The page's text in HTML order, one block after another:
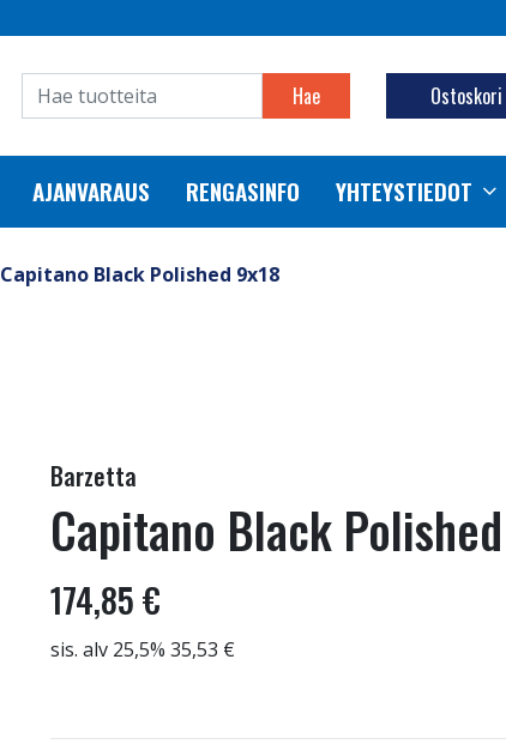
Hae
AJANVARAUS RENGASINFO YHTEYSTIEDOT
Capitano Black Polished 9x18
Barzetta
Capitano Black
174,85 €
sis. alv 25,5% 35,53 €